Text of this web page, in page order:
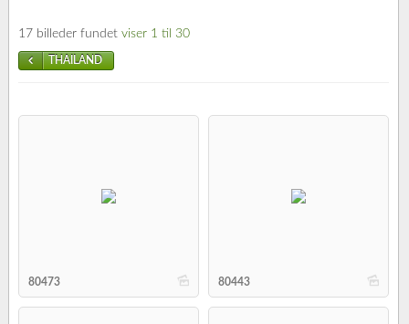
17 billeder fundet viser 1 til 30
THAILAND
b
80473 b
80443